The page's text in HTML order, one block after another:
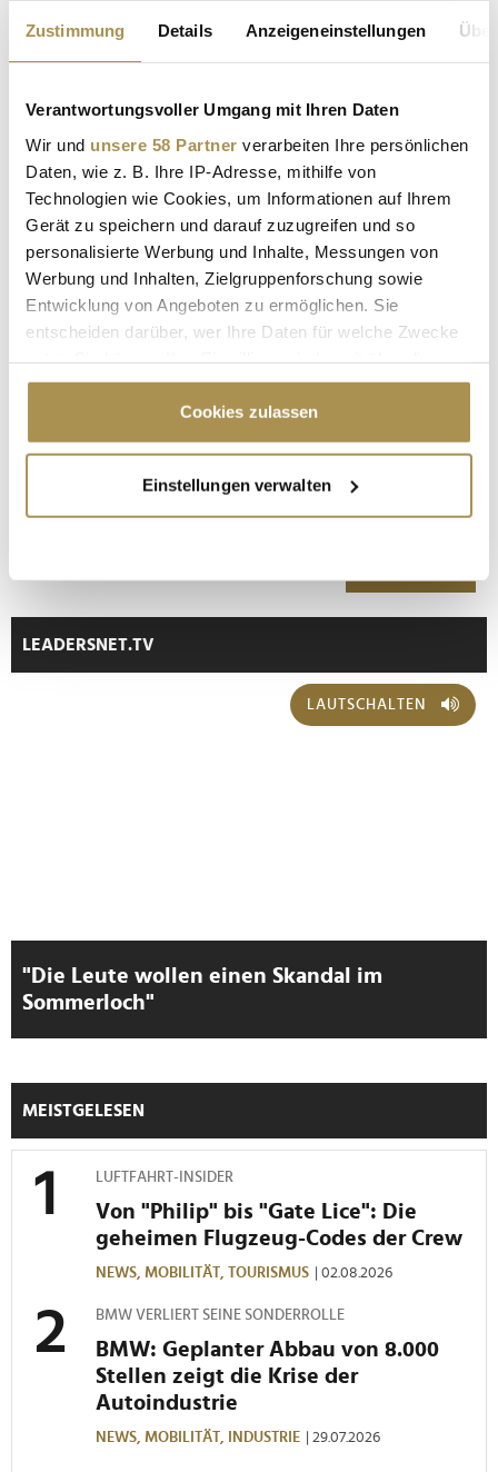
Zustimmung Details Anzeigeneinstellungen
Verantwortungsvoller Umgang mit Ihren Daten
Wir und unsere 58 Partner verarbeiten Ihre persönlichen
Daten, wie z. B. Ihre IP-Adresse, mithilfe von
Technologien wie Cookies, um Informationen auf Ihrem
Gerät zu speichern und darauf zuzugreifen und so
personalisierte Werbung und Inhalte, Messungen von
Werbung und Inhalten, Zielgruppenforschung sowie
Entwicklung von Angeboten zu ermöglichen. Sie
entscheiden darüber, wer Ihre Daten für welche Zwecke
Cookie-Erklärung oder durch Klicken auf das Privacy
Trigger Symbol ändern oder widerrufen
Informationen über Ihre geografische Lage
erfassen, welche bis auf einige Meter genau sein
gesammelt haben.
Cookies zulassen
Einstellungen verwalten
Autor:*
Kommentar:*
LEADERSNET.TV
LAUTSCHALTEN
"Die Leute wollen einen Skandal im
Sommerloch"
MEISTGELESEN
LUFTFAHRT-INSIDER
Von "Philip" bis "Gate Lice": Die
geheimen Flugzeug-Codes der Crew
NEWS, MOBILITÄT, TOURISMUS | 02.08.2026
BMW VERLIERT SEINE SONDERROLLE
BMW: Geplanter Abbau von 8.000
Stellen zeigt die Krise der
Autoindustrie
NEWS, MOBILITÄT, INDUSTRIE | 29.07.2026